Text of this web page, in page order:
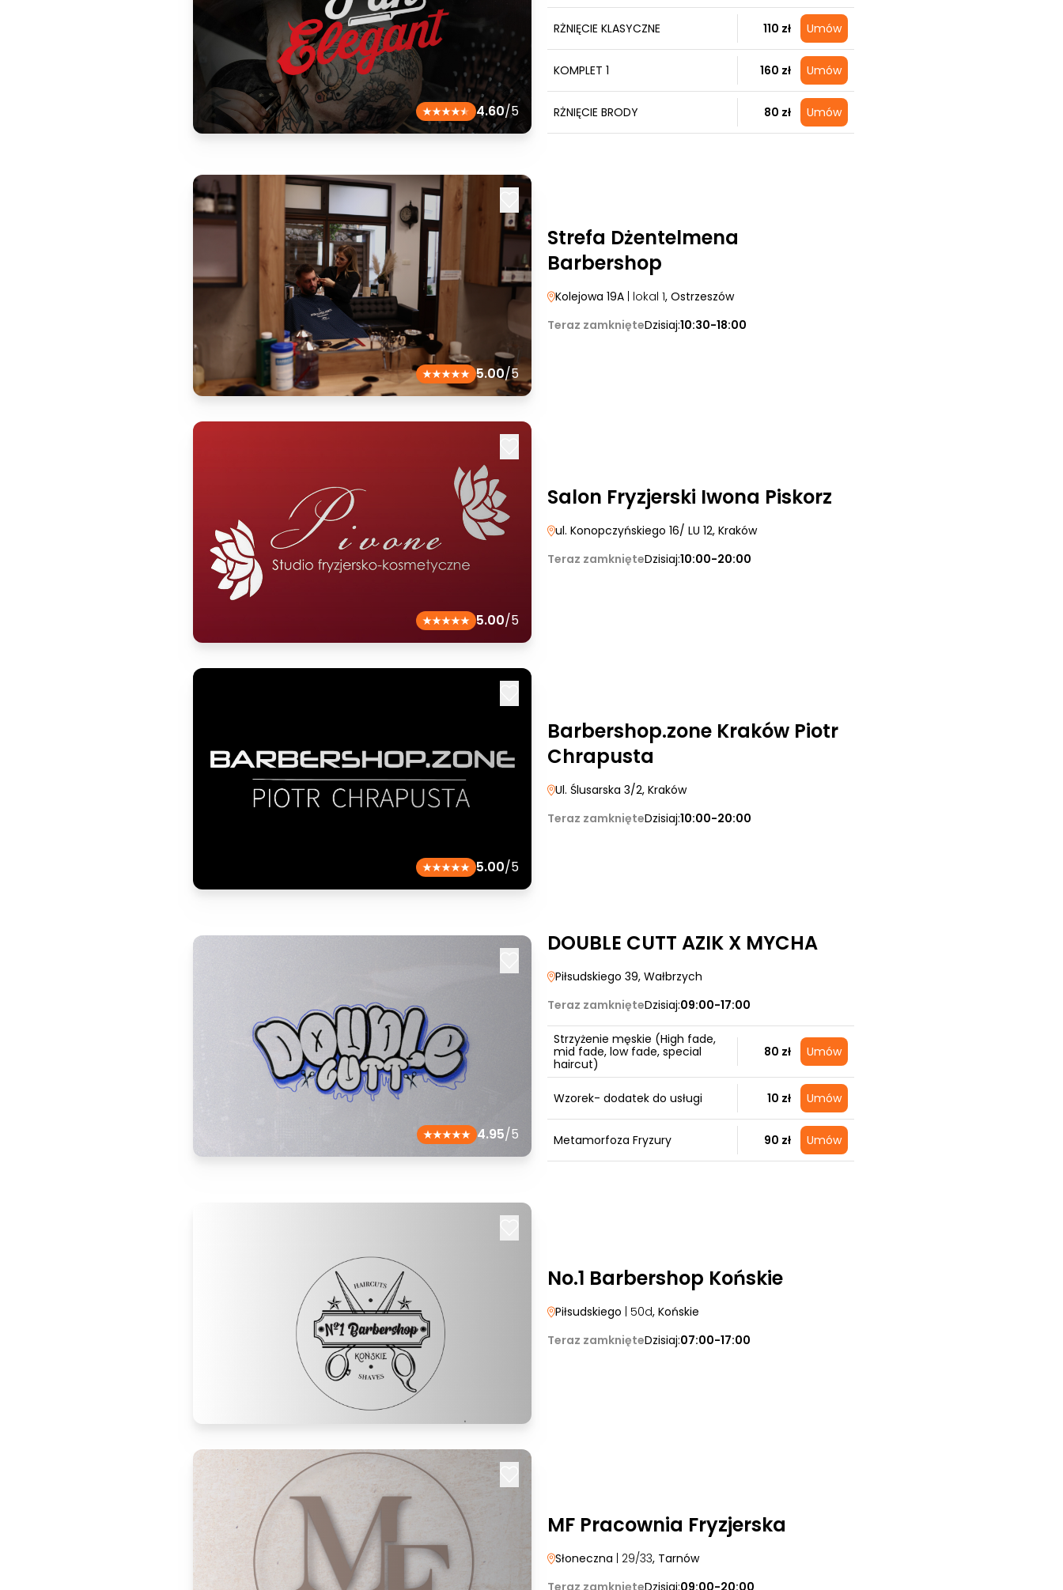
4.60/5
RŻNIĘCIE KLASYCZNE 110 zł Umów
KOMPLET 1 160 zł Umów
RŻNIĘCIE BRODY 80 zł Umów
5.00/5
Strefa Dżentelmena
Barbershop
Kolejowa 19A | lokal 1, Ostrzeszów
Teraz zamknięteDzisiaj:10:30-18:00
5.00/5
Salon Fryzjerski Iwona Piskorz
ul. Konopczyńskiego 16/ LU 12, Kraków
Teraz zamknięteDzisiaj:10:00-20:00
5.00/5
Barbershop.zone Kraków Piotr
Chrapusta
Ul. Ślusarska 3/2, Kraków
Teraz zamknięteDzisiaj:10:00-20:00
4.95/5
DOUBLE CUTT AZIK X MYCHA
Piłsudskiego 39, Wałbrzych
Teraz zamknięteDzisiaj:09:00-17:00
Strzyżenie męskie (High fade,
mid fade, low fade, special
haircut)
80 zł Umów
Wzorek- dodatek do usługi 10 zł Umów
Metamorfoza Fryzury 90 zł Umów
No.1 Barbershop Końskie
Piłsudskiego | 50d, Końskie
Teraz zamknięteDzisiaj:07:00-17:00
MF Pracownia Fryzjerska
Słoneczna | 29/33, Tarnów
Teraz zamknięteDzisiaj:09:00-20:00